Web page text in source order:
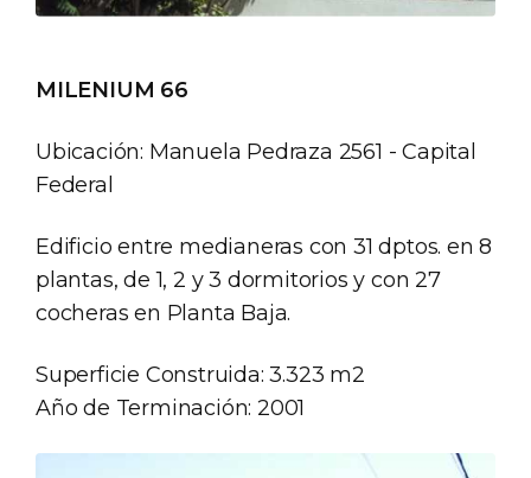
MILENIUM 66
Ubicación: Manuela Pedraza 2561 - Capital
Federal
Edificio entre medianeras con 31 dptos. en 8
plantas, de 1, 2 y 3 dormitorios y con 27
cocheras en Planta Baja.
Superficie Construida: 3.323 m2
Año de Terminación: 2001